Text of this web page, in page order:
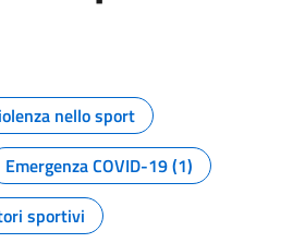
della pagina
nello sport
Emergenza COVID-19 (1)
sportivi